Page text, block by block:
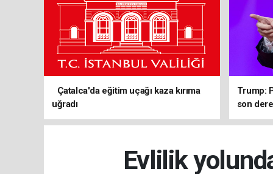
Çatalca'da eğitim uçağı kaza kırıma
uğradı
Trump:
son
Evlilik